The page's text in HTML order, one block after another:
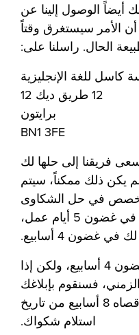
أيضاً الوصول إلينا عن
الأمر سيستغرق وقتاً
الحال. راسلنا على:
كاسل للغة الإنجليزية
12 طريق ديك 12
برايتون
BN1 3FE
فريقنا إلى حلها لك
إذا لم يكن ذلك ممكناً، سيتم
في حل الشكاوى
الذي سيرسل لك إقراراً خطياً في غضون 5 أيام عمل،
غضون 4 أسابيع.
يتم حل غالبية شكاوانا في غضون 4 أسابيع، ولكن إذا
فسنقوم بإبلاغك
وإرسال رد نهائي في موعد أقصاه 8 أسابيع من تاريخ
استلام شكواك.